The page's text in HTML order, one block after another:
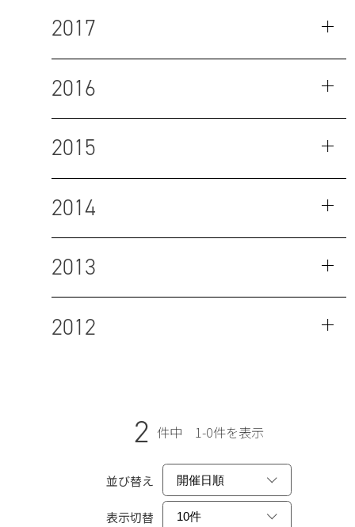
2017
2016
2015
2014
2013
2012
2 件中 1-0件を表示
並び替え
表示切替